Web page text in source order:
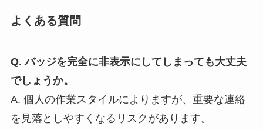
よくある質問
Q. バッジを完全に非表示にしてしまっても大丈夫
でしょうか。
A. 個人の作業スタイルによりますが、重要な連絡
を見落としやすくなるリスクがあります。